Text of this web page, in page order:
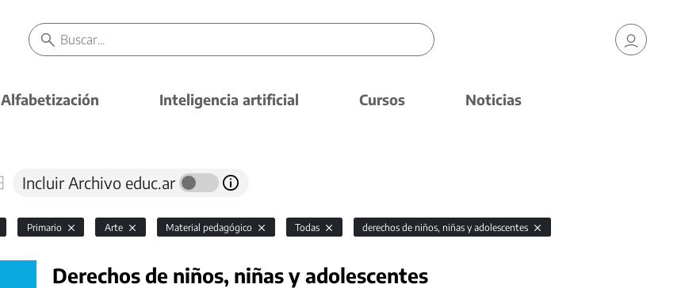
Alfabetización Inteligencia artificial Cursos Noticias
Incluir Archivo educ.ar
Primario Arte Material pedagógico Todas derechos de niños, niñas y adolescentes
Derechos de niños, niñas y adolescentes